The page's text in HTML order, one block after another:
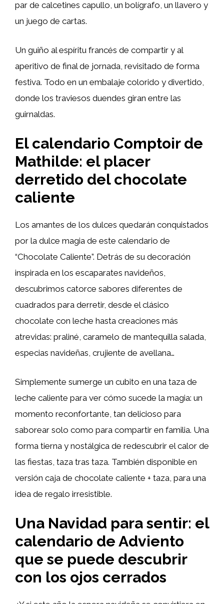
par de calcetines capullo, un bolígrafo, un llavero y
un juego de cartas.
Un guiño al espíritu francés de compartir y al
aperitivo de final de jornada, revisitado de forma
festiva. Todo en un embalaje colorido y divertido,
donde los traviesos duendes giran entre las
guirnaldas.
El calendario Comptoir de
Mathilde: el placer
derretido del chocolate
caliente
Los amantes de los dulces quedarán conquistados
por la dulce magia de este calendario de
“Chocolate Caliente”. Detrás de su decoración
inspirada en los escaparates navideños,
descubrimos catorce sabores diferentes de
cuadrados para derretir, desde el clásico
chocolate con leche hasta creaciones más
atrevidas: praliné, caramelo de mantequilla salada,
especias navideñas, crujiente de avellana…
Simplemente sumerge un cubito en una taza de
leche caliente para ver cómo sucede la magia: un
momento reconfortante, tan delicioso para
saborear solo como para compartir en familia. Una
forma tierna y nostálgica de redescubrir el calor de
las fiestas, taza tras taza. También disponible en
versión caja de chocolate caliente + taza, para una
idea de regalo irresistible.
Una Navidad para sentir: el
calendario de Adviento
que se puede descubrir
con los ojos cerrados